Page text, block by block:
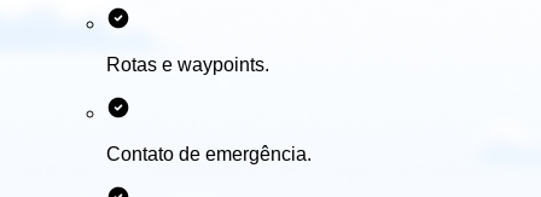
Rotas e waypoints.
Contato de emergência.